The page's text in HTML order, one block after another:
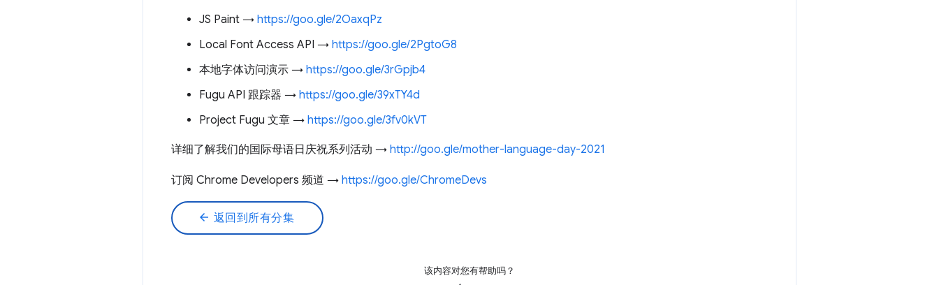
JS Paint → https://goo.gle/2OaxqPz
Local Font Access API → https://goo.gle/2PgtoG8
本地字体访问演示 → https://goo.gle/3rGpjb4
Fugu API 跟踪器 → https://goo.gle/39xTY4d
Project Fugu 文章 → https://goo.gle/3fv0kVT
详细了解我们的国际母语日庆祝系列活动 → http://goo.gle/mother-language-day-2021
订阅 Chrome Developers 频道 → https://goo.gle/ChromeDevs
arrow_back 返回到所有分集
该内容对您有帮助吗？